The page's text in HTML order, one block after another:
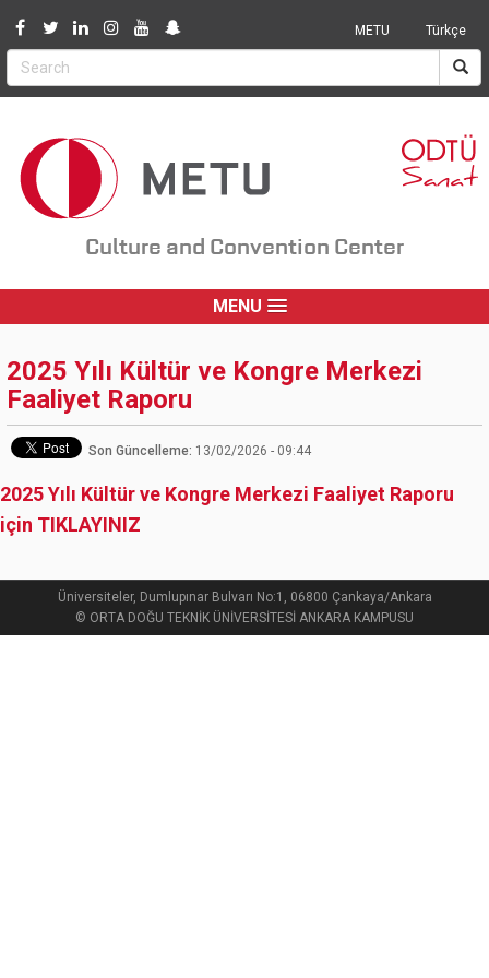
Jump to navigation
METU Türkçe
Culture and Convention Center
MENU
2025 Yılı Kültür ve Kongre Merkezi
Faaliyet Raporu
Son Güncelleme: 13/02/2026 - 09:44
2025 Yılı Kültür ve Kongre Merkezi Faaliyet Raporu
için TIKLAYINIZ
Üniversiteler, Dumlupınar Bulvarı No:1, 06800 Çankaya/Ankara
© ORTA DOĞU TEKNİK ÜNİVERSİTESİ ANKARA KAMPUSU